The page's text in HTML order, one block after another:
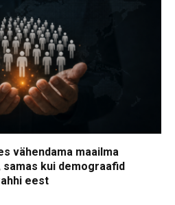
vähendama maailma
kui demograafid
eest